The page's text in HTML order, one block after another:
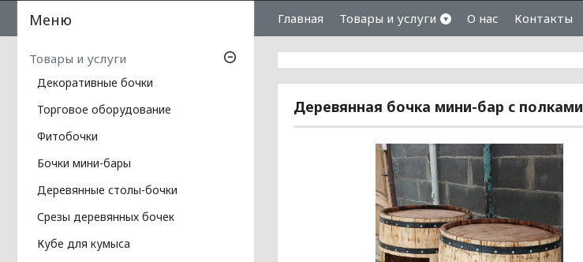
Главная Товары и услуги О нас Контакты
Деревянная бочка мини-бар с полками
Товары и услуги
Декоративные бочки
Торговое оборудование
Фитобочки
Бочки мини-бары
Деревянные столы-бочки
Срезы деревянных бочек
Кубе для кумыса